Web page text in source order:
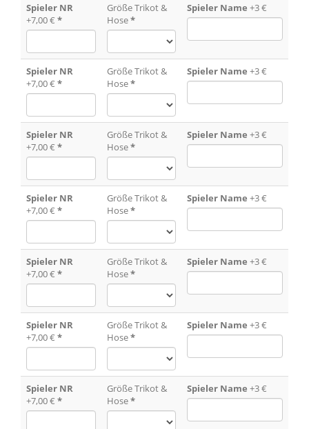
Spieler NR
+7,00 € *
Größe Trikot &
Hose*
Spieler Name +3 €
Spieler NR
+7,00 € *
Größe Trikot &
Hose*
Spieler Name +3 €
Spieler NR
+7,00 € *
Größe Trikot &
Hose*
Spieler Name +3 €
Spieler NR
+7,00 € *
Größe Trikot &
Hose*
Spieler Name +3 €
Spieler NR
+7,00 € *
Größe Trikot &
Hose*
Spieler Name +3 €
Spieler NR
+7,00 € *
Größe Trikot &
Hose*
Spieler Name +3 €
Spieler NR
+7,00 € *
Größe Trikot &
Hose*
Spieler Name +3 €